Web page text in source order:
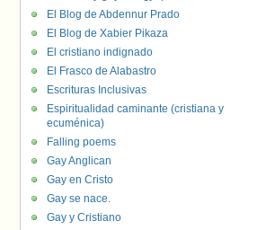
El Blog de Abdennur Prado
El Blog de Xabier Pikaza
El cristiano indignado
El Frasco de Alabastro
Escrituras Inclusivas
Espiritualidad caminante (cristiana y
ecuménica)
Falling poems
Gay Anglican
Gay en Cristo
Gay se nace.
Gay y Cristiano